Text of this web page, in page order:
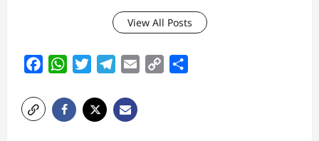
View All Posts
FacebookWhatsAppTwitterTelegram
Email
Copy